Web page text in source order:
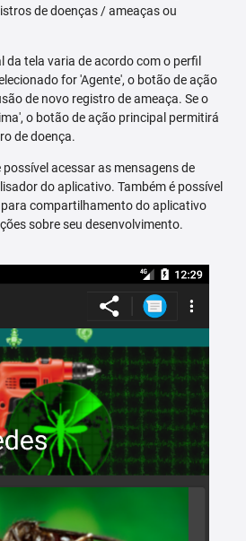
de doenças / ameaças ou
da tela varia de acordo com o perfil
for 'Agente', o botão de ação
de novo registro de ameaça. Se o
o botão de ação principal permitirá
de doença.
possível acessar as mensagens de
do aplicativo. Também é possível
compartilhamento do aplicativo
sobre seu desenvolvimento.